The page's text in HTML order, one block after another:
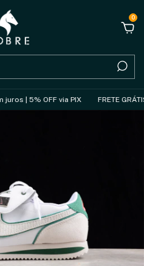
0
| 5% OFF via PIX FRETE